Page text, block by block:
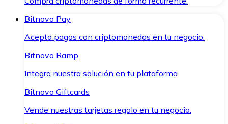
Bitnovo Pay
Acepta pagos con criptomonedas en tu negocio.
Bitnovo Ramp
Integra nuestra solución en tu plataforma.
Bitnovo Giftcards
Vende nuestras tarjetas regalo en tu negocio.